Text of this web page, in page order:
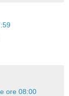
ore 08:00